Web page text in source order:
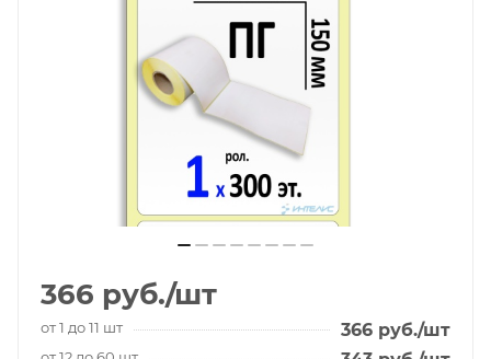
366 руб./шт
от 1 до 11 шт 366 руб./шт